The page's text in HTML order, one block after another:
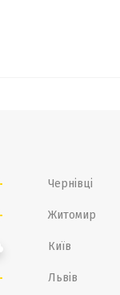
Чернівці
Житомир
Київ
Львів